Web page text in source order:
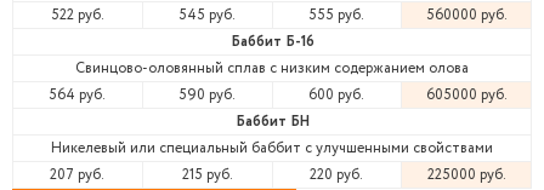
522 руб.
545 руб. 555 руб.
560000 руб.
Баббит Б-16
Свинцово-оловянный сплав с низким содержанием олова
564 руб.
590 руб. 600 руб.
605000 руб.
Баббит БН
Никелевый или специальный баббит с улучшенными свойствами
207 руб.
215 руб. 220 руб. 225000 руб.